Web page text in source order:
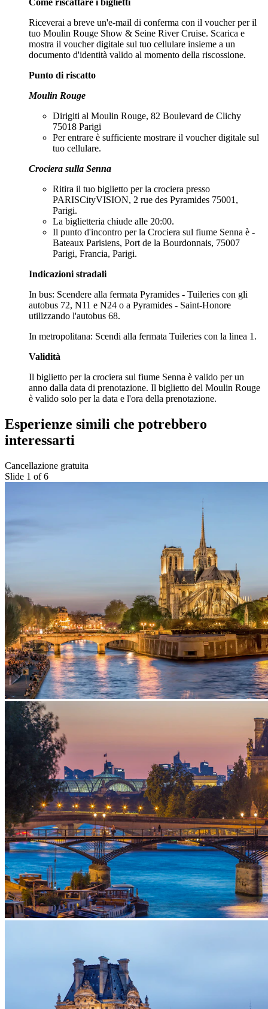
Come riscattare i biglietti
Riceverai a breve un'e-mail di conferma con il voucher per il
tuo Moulin Rouge Show & Seine River Cruise. Scarica e
mostra il voucher digitale sul tuo cellulare insieme a un
documento d'identità valido al momento della riscossione.
Punto di riscatto
Moulin Rouge
Dirigiti al Moulin Rouge, 82 Boulevard de Clichy
75018 Parigi
Per entrare è sufficiente mostrare il voucher digitale sul
tuo cellulare.
Crociera sulla Senna
Ritira il tuo biglietto per la crociera presso
PARISCityVISION, 2 rue des Pyramides 75001,
Parigi.
La biglietteria chiude alle 20:00.
Il punto d'incontro per la Crociera sul fiume Senna è -
Bateaux Parisiens, Port de la Bourdonnais, 75007
Parigi, Francia, Parigi.
Indicazioni stradali
In bus: Scendere alla fermata Pyramides - Tuileries con gli
autobus 72, N11 e N24 o a Pyramides - Saint-Honore
utilizzando l'autobus 68.
In metropolitana: Scendi alla fermata Tuileries con la linea 1.
Validità
Il biglietto per la crociera sul fiume Senna è valido per un
anno dalla data di prenotazione. Il biglietto del Moulin Rouge
è valido solo per la data e l'ora della prenotazione.
Esperienze simili che potrebbero
interessarti
Cancellazione gratuita
Slide 1 of 6